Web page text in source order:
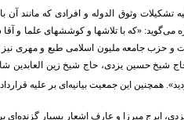
وثوق الدوله و افرادی که مانند آن
می‌گوید: «که با تلاشها و کوششهای علما و
و حزب جامعه ملیون اسلامی طبع و مهری
شیخ حسین یزدی، حاج شیخ زین العابدین
این جمعیت بیانیه‌ای بر علیه قرارداد
ایرج میرزا و عارف اشعار بسیار گزنده‌ای بر